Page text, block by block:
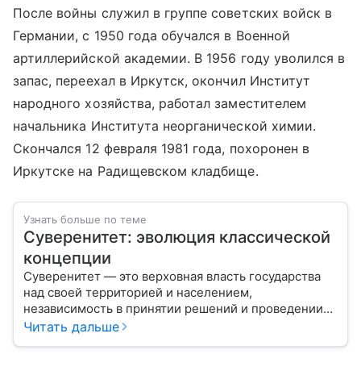
После войны служил в группе советских войск в
Германии, с 1950 года обучался в Военной
артиллерийской академии. В 1956 году уволился в
запас, переехал в Иркутск, окончил Институт
народного хозяйства, работал заместителем
начальника Института неорганической химии.
Скончался 12 февраля 1981 года, похоронен в
Иркутске на Радищевском кладбище.
Узнать больше по теме
Суверенитет: эволюция классической
концепции
Суверенитет — это верховная власть государства
над своей территорией и населением,
независимость в принятии решений и проведении
внешней политики.
Читать дальше